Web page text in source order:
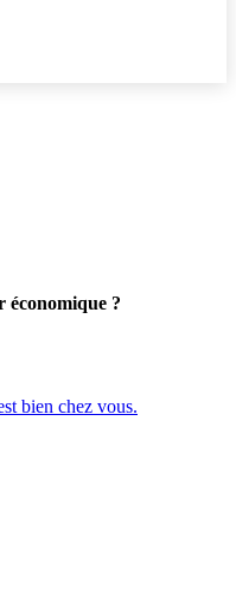
?
bien chez vous.